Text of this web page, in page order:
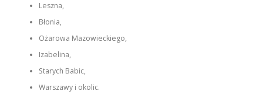
Leszna,
Błonia,
Ożarowa Mazowieckiego,
Izabelina,
Starych Babic,
Warszawy i okolic.